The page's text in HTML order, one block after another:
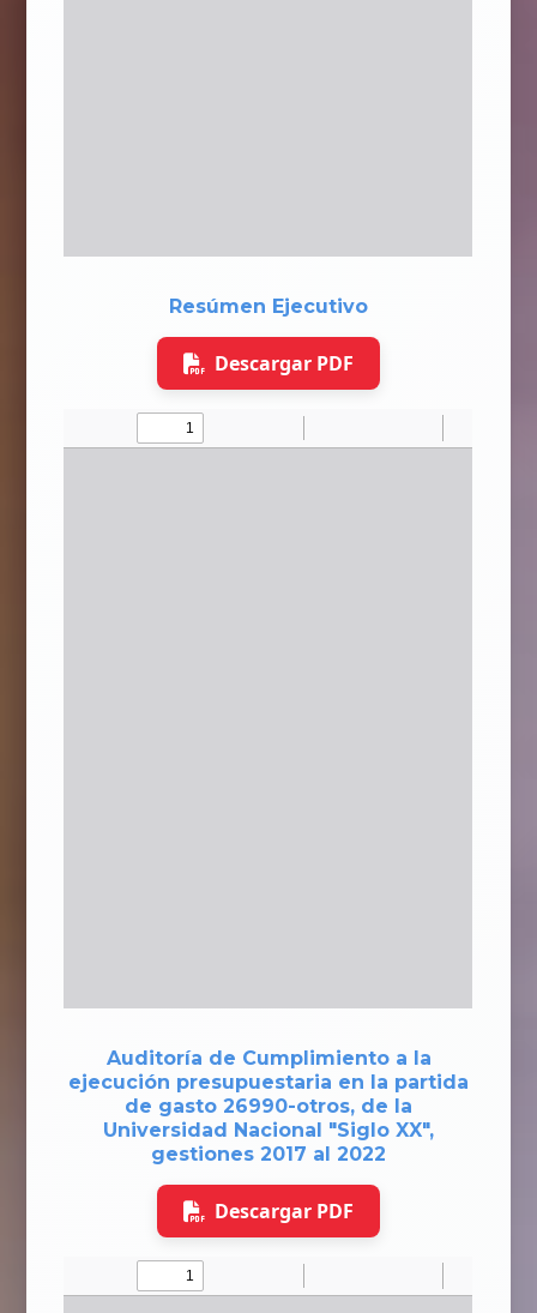
Resúmen Ejecutivo
Descargar PDF
Auditoría de Cumplimiento a la
ejecución presupuestaria en la partida
de gasto 26990-otros, de la
Universidad Nacional "Siglo XX",
gestiones 2017 al 2022
Descargar PDF